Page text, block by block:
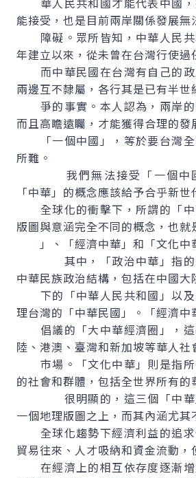
能接受，也是目前兩岸關係發展無
障礙。眾所皆知，中華人民共
年建立以來，從未曾在台灣行使過
而中華民國在台灣有自己的政
兩邊互不隸屬，各行其是已有半世
爭的事實。本人認為，兩岸的
而且高瞻遠矚，才能獲得合理的發
「一個中國」，等於要台灣全
所難。
我們無法接受「一個中國
「中華」的概念應該給予合乎新
全球化的衝擊下，所謂的「中
版圖與意涵完全不同的概念，也就
」、「經濟中華」和「文化中
其中，「政治中華」指的
中華民族政治結構，包括在中國大
下的「中華人民共和國」以及
理台灣的「中華民國」。「經濟中
倡議的「大中華經濟圈」，這
陸、港澳、臺灣和新加坡等華人社
市場。「文化中華」則是指所
的社會和群體，包括全世界所有的
很明顯的，這三個「中華
一個地理版圖之上，而其內涵尤其
全球化趨勢下經濟利益的追求
貿易往來、人才吸納和資金流動，
在經濟上的相互依存度逐漸增